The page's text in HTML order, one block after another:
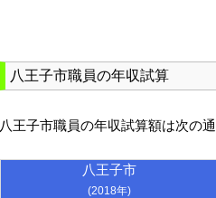
八王子市職員の年収試算
八王子市職員の年収試算額は次の通
八王子市
(2018年)